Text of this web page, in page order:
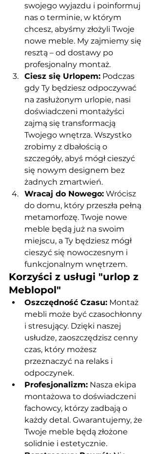
swojego wyjazdu i poinformuj
nas o terminie, w którym
chcesz, abyśmy złożyli Twoje
nowe meble. My zajmiemy się
resztą – od dostawy po
profesjonalny montaż.
Ciesz się Urlopem: Podczas
gdy Ty będziesz odpoczywać
na zasłużonym urlopie, nasi
doświadczeni montażyści
zajmą się transformacją
Twojego wnętrza. Wszystko
zrobimy z dbałością o
szczegóły, abyś mógł cieszyć
się nowym designem bez
żadnych zmartwień.
Wracaj do Nowego: Wrócisz
do domu, który przeszła pełną
metamorfozę. Twoje nowe
meble będą już na swoim
miejscu, a Ty będziesz mógł
cieszyć się nowoczesnym i
funkcjonalnym wnętrzem.
Korzyści z usługi "urlop z
Meblopol"
Oszczędność Czasu: Montaż
mebli może być czasochłonny
i stresujący. Dzięki naszej
usłudze, zaoszczędzisz cenny
czas, który możesz
przeznaczyć na relaks i
odpoczynek.
Profesjonalizm: Nasza ekipa
montażowa to doświadczeni
fachowcy, którzy zadbają o
każdy detal. Gwarantujemy, że
Twoje meble będą złożone
solidnie i estetycznie.